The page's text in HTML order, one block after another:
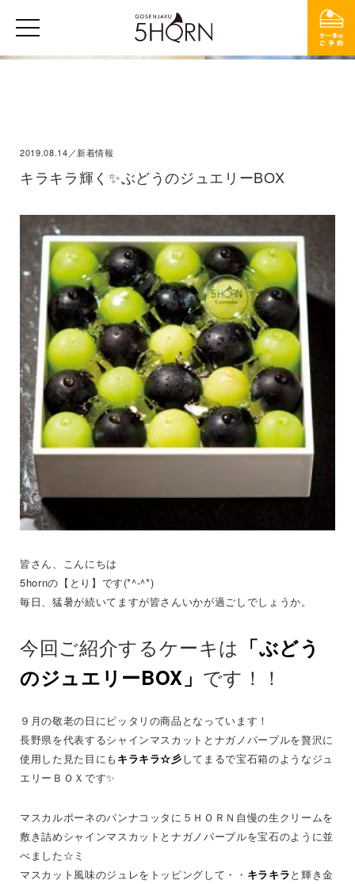
2019.08.14／新着情報
キラキラ輝く✨ぶどうのジュエリーBOX
皆さん、こんにちは
5hornの【とり】です(*^-^*)
毎日、猛暑が続いてますが皆さんいかが過ごしでしょうか。
今回ご紹介するケーキは 「ぶどう
のジュエリーBOX」 です！！
９月の敬老の日にピッタリの商品となっています！
長野県を代表するシャインマスカットとナガノパープルを贅沢に
使用した見た目にも キラキラ☆彡してまるで宝石箱のようなジュ
エリーＢＯＸです✨
マスカルポーネのパンナコッタに５ＨＯＲＮ自慢の生クリームを
敷き詰めシャインマスカットとナガノパープルを宝石のように並
べました☆ミ
マスカット風味のジュレをトッピングして・・ キラキラと輝き金